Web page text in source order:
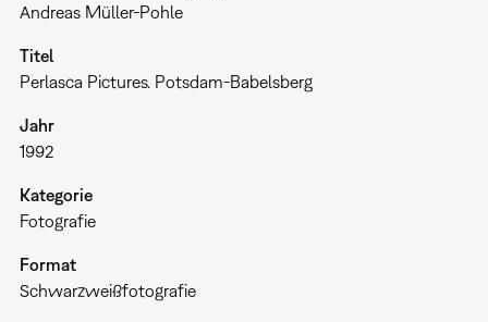
Andreas Müller-Pohle
Titel
Perlasca Pictures. Potsdam-Babelsberg
Jahr
1992
Kategorie
Fotografie
Format
Schwarzweißfotografie